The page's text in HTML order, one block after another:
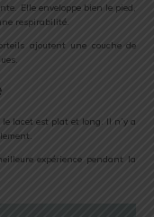
Elle enveloppe bien le pied,
respirabilité.
ajoutent une couche de
lacet est plat et long. Il n’y a
expérience pendant la